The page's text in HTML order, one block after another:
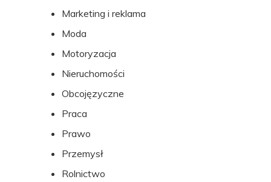
Marketing i reklama
Moda
Motoryzacja
Nieruchomości
Obcojęzyczne
Praca
Prawo
Przemysł
Rolnictwo